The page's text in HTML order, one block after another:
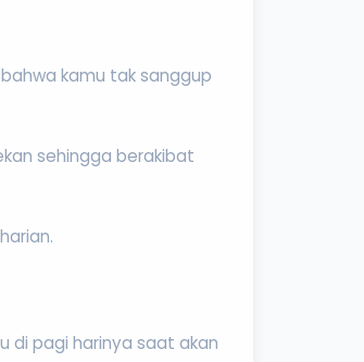
kamu tak sanggup
sehingga berakibat
di pagi harinya saat akan